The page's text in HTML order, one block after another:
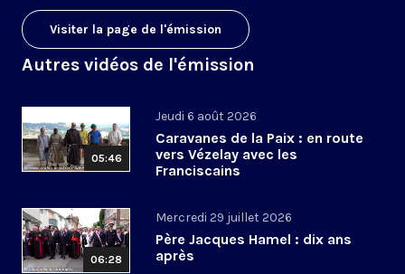
Visiter la page de l'émission
Autres vidéos de l'émission
05:46
Jeudi 6 août 2026
Caravanes de la Paix : en route
vers Vézelay avec les
Franciscains
06:28
Mercredi 29 juillet 2026
Père Jacques Hamel : dix ans
après